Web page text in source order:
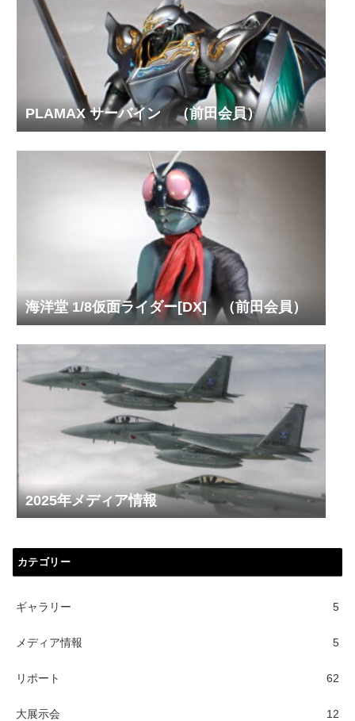
PLAMAX サーバイン （前田会員）
海洋堂 1/8仮面ライダー[DX] （前田会員）
2025年メディア情報
カテゴリー
ギャラリー 5
メディア情報 5
リポート 62
大展示会 12